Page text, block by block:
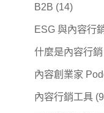
B2B (14)
ESG 與內容行
什麼是內容行銷
內容創業家
內容行銷工具